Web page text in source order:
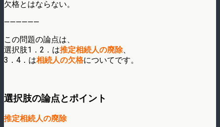
欠格とはならない。
——————
この問題の論点は、
選択肢1．2．は推定相続人の廃除、
3．4．は相続人の欠格についてです。
選択肢の論点とポイント
推定相続人の廃除